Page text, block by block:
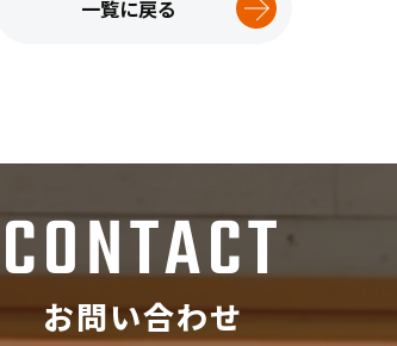
一覧に戻る
CONTACT
お問い合わせ